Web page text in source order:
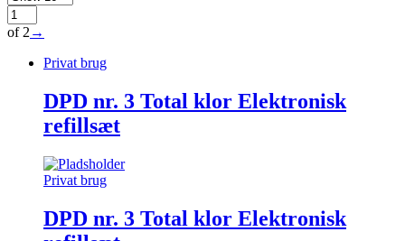
of 2→
Privat brug
DPD nr. 3 Total klor Elektronisk
refillsæt
Privat brug
DPD nr. 3 Total klor Elektronisk